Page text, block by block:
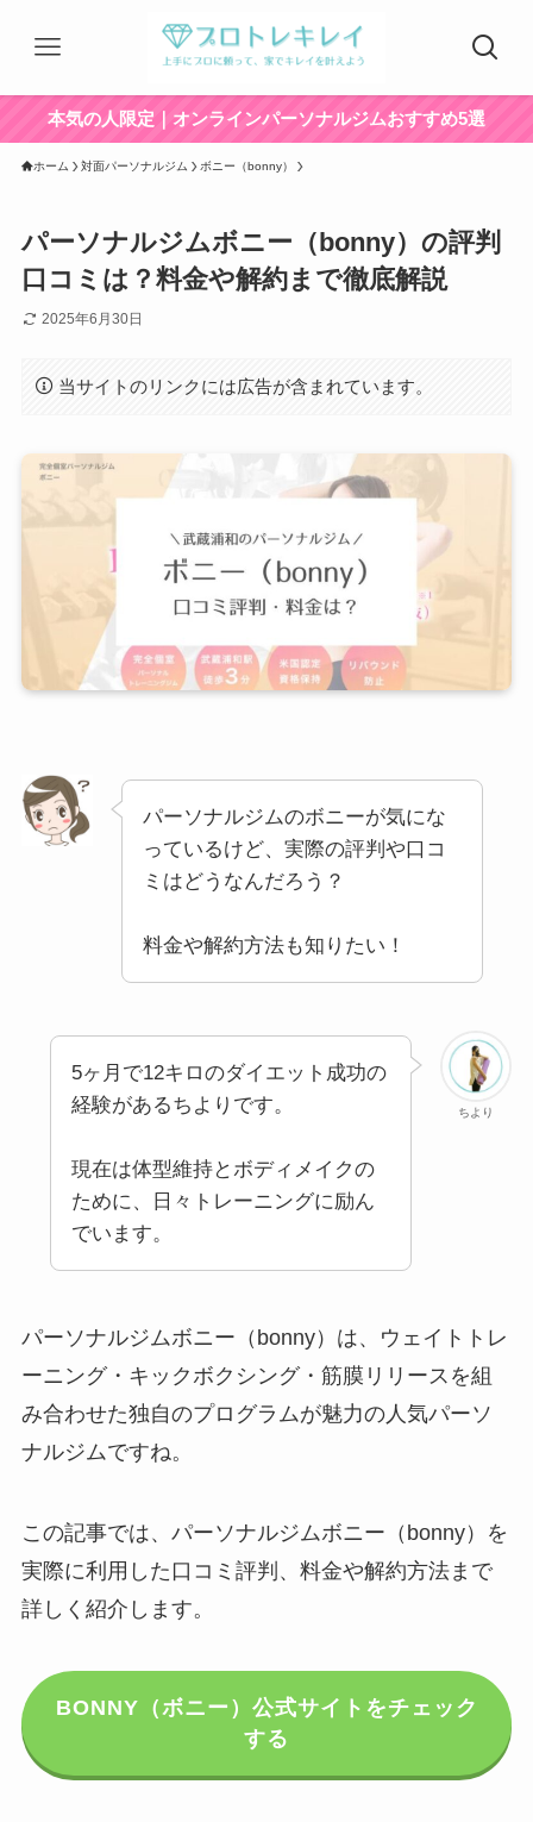
本気の人限定｜オンラインパーソナルジムおすすめ5選
ホーム 対面パーソナルジム ボニー（bonny）
パーソナルジムボニー（bonny）の評判
口コミは？料金や解約まで徹底解説
2025年6月30日
当サイトのリンクには広告が含まれています。
パーソナルジムのボニーが気にな
っているけど、実際の評判や口コ
ミはどうなんだろう？
料金や解約方法も知りたい！
ちより
5ヶ月で12キロのダイエット成功の
経験があるちよりです。
現在は体型維持とボディメイクの
ために、日々トレーニングに励ん
でいます。
パーソナルジムボニー（bonny）は、ウェイトトレ
ーニング・キックボクシング・筋膜リリースを組
み合わせた独自のプログラムが魅力の人気パーソ
ナルジムですね。
この記事では、パーソナルジムボニー（bonny）を
実際に利用した口コミ評判、料金や解約方法まで
詳しく紹介します。
BONNY（ボニー）公式サイトをチェック
する